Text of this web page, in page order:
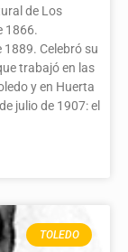
de Los
1866.
Celebró su
trabajó en las
y en Huerta
julio de 1907: el
TOLEDO